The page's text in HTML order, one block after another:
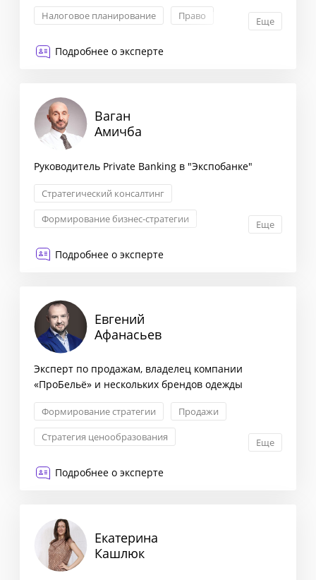
Налоговое планирование
Право
Еще
Подробнее о эксперте
Ваган
Амичба
Руководитель Private Banking в "Экспобанке"
Стратегический консалтинг
Формирование бизнес-стратегии
Еще
Подробнее о эксперте
Евгений
Афанасьев
Эксперт по продажам, владелец компании
«ПроБельё» и нескольких брендов одежды
Формирование стратегии
Продажи
Стратегия ценообразования
Еще
Подробнее о эксперте
Екатерина
Кашлюк